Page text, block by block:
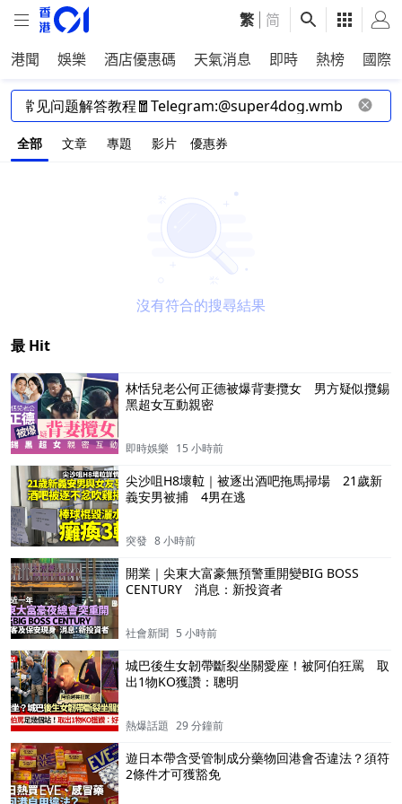
繁 简
港聞 娛樂 酒店優惠碼 天氣消息 即時 熱榜 國際